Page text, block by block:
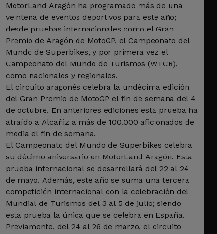
MotorLand Aragón ha programado más de una
veintena de eventos deportivos para este año;
desde pruebas internacionales como el Gran
Premio de Aragón de MotoGP, el Campeonato del
Mundo de Superbikes, y por primera vez el
Campeonato del Mundo de Turismos (WTCR),
como nacionales y regionales.
El circuito aragonés celebra la undécima edición
del Gran Premio de MotoGP el fin de semana del 4
de octubre. En anteriores ediciones esta prueba ha
atraído a Alcañiz a más de 100.000 aficionados de
media el fin de semana.
El Campeonato del Mundo de Superbikes celebra
su décimo aniversario en MotorLand Aragón. Esta
prueba internacional se desarrollará del 22 al 24
de mayo. Además, este año se suma una tercera
competición internacional con la celebración del
Mundial de Turismos del 3 al 5 de julio; siendo
esta prueba la única que se celebra en España.
Previamente, del 24 al 26 de marzo, el circuito